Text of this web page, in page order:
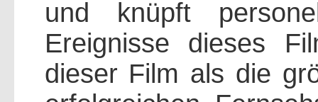
und knüpft
Ereignisse dieses
dieser Film als die